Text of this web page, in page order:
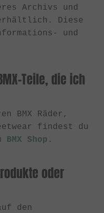
Archivs und
Diese
und
Teile, die ich
BMX Räder,
findest du
BMX Shop .
oder
den